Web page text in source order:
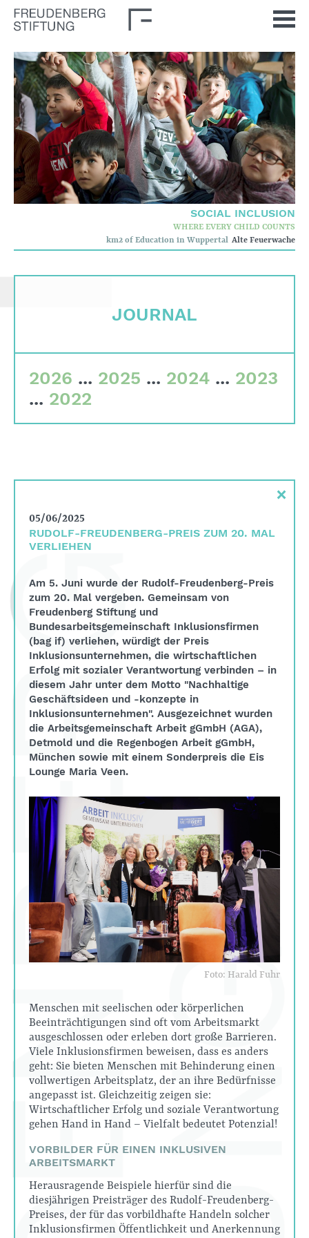
SOCIAL INCLUSION
WHERE EVERY CHILD COUNTS
km2 of Education in Wuppertal Alte Feuerwache
JOURNAL
2026 ... 2025 ... 2024 ... 2023
... 2022
×
05/06/2025
RUDOLF-FREUDENBERG-PREIS ZUM 20. MAL
VERLIEHEN
Am 5. Juni wurde der Rudolf-Freudenberg-Preis
zum 20. Mal vergeben. Gemeinsam von
Freudenberg Stiftung und
Bundesarbeitsgemeinschaft Inklusionsfirmen
(bag if) verliehen, würdigt der Preis
Inklusionsunternehmen, die wirtschaftlichen
Erfolg mit sozialer Verantwortung verbinden – in
diesem Jahr unter dem Motto "Nachhaltige
Geschäftsideen und -konzepte in
Inklusionsunternehmen". Ausgezeichnet wurden
die Arbeitsgemeinschaft Arbeit gGmbH (AGA),
Detmold und die Regenbogen Arbeit gGmbH,
München sowie mit einem Sonderpreis die Eis
Lounge Maria Veen.
Foto: Harald Fuhr
Menschen mit seelischen oder körperlichen
Beeinträchtigungen sind oft vom Arbeitsmarkt
ausgeschlossen oder erleben dort große Barrieren.
Viele Inklusionsfirmen beweisen, dass es anders
geht: Sie bieten Menschen mit Behinderung einen
vollwertigen Arbeitsplatz, der an ihre Bedürfnisse
angepasst ist. Gleichzeitig zeigen sie:
Wirtschaftlicher Erfolg und soziale Verantwortung
gehen Hand in Hand – Vielfalt bedeutet Potenzial!
VORBILDER FÜR EINEN INKLUSIVEN
ARBEITSMARKT
Herausragende Beispiele hierfür sind die
diesjährigen Preisträger des Rudolf-Freudenberg-
Preises, der für das vorbildhafte Handeln solcher
Inklusionsfirmen Öffentlichkeit und Anerkennung
Home
News
Journal
Stimulus
Our Issues
Democratic Culture
Social Inclusion
Corporate governance
Financial data
Search
Deutsch